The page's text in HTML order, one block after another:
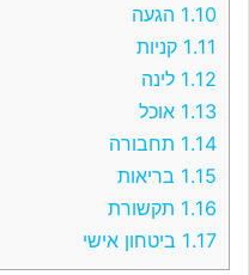
1.10 הגעה
1.11 קניות
1.12 לינה
1.13 אוכל
1.14 תחבורה
1.15 בריאות
1.16 תקשורת
1.17 ביטחון אישי